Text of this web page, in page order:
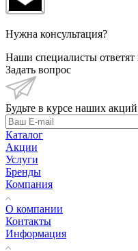
Нужна консультация?
Наши специалисты
Задать вопрос
Будьте в курсе наших
Каталог
Акции
Услуги
Бренды
Компания
О компании
Контакты
Информация